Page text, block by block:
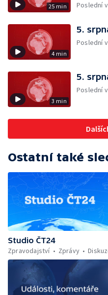
25 min
Poslední
4 min
5.
Poslední
3 min
5.
Poslední
Ostatní také
Studio ČT24
Zpravodajství
Zprávy